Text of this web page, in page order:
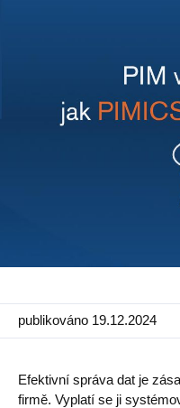
e-Commerce
Channels &
PIM
Catalog
publikováno 19.12.2024
Efektivní správa dat je
firmě. Vyplatí se ji